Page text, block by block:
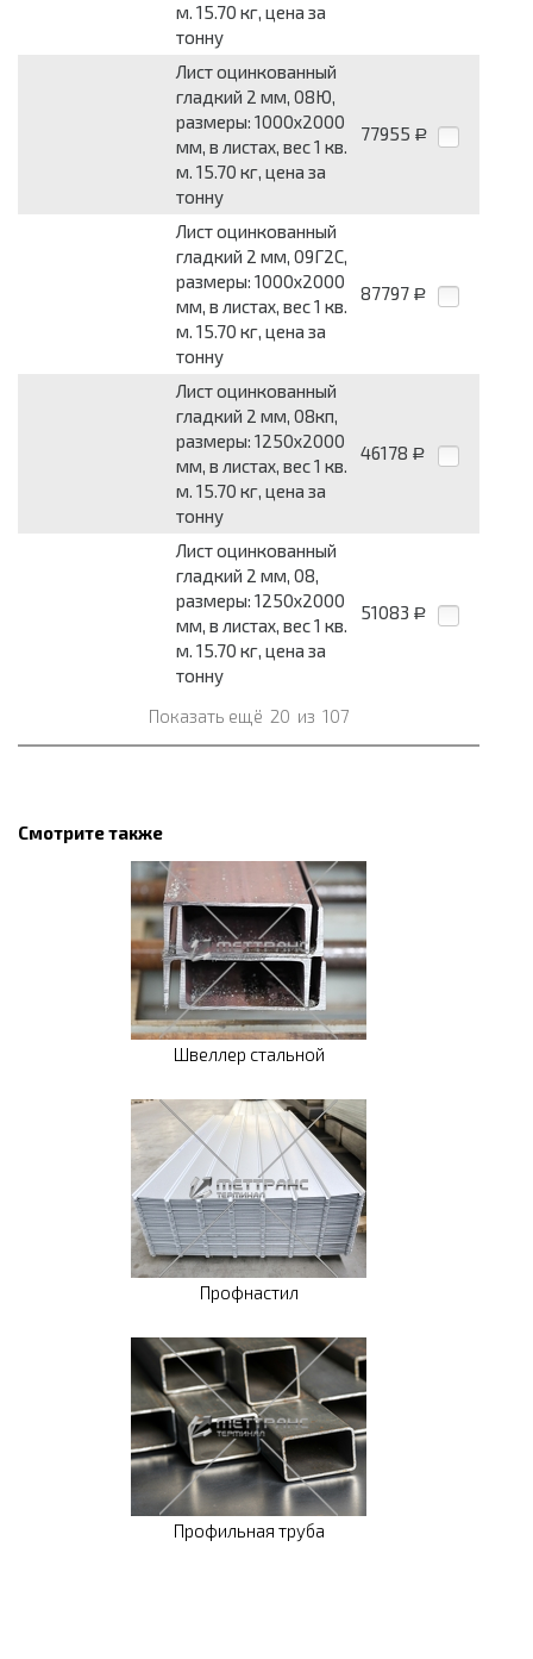
м. 15.70 кг, цена за
тонну
Лист оцинкованный
гладкий 2 мм, 08Ю,
размеры: 1000x2000
мм, в листах, вес 1 кв.
м. 15.70 кг, цена за
тонну
77955 Р
Лист оцинкованный
гладкий 2 мм, 09Г2С,
размеры: 1000x2000
мм, в листах, вес 1 кв.
м. 15.70 кг, цена за
тонну
87797 Р
Лист оцинкованный
гладкий 2 мм, 08кп,
размеры: 1250x2000
мм, в листах, вес 1 кв.
м. 15.70 кг, цена за
тонну
46178 Р
Лист оцинкованный
гладкий 2 мм, 08,
размеры: 1250x2000
мм, в листах, вес 1 кв.
м. 15.70 кг, цена за
тонну
51083 Р
Показать ещё 20 из 107
Смотрите также
Швеллер стальной
Профнастил
Профильная труба